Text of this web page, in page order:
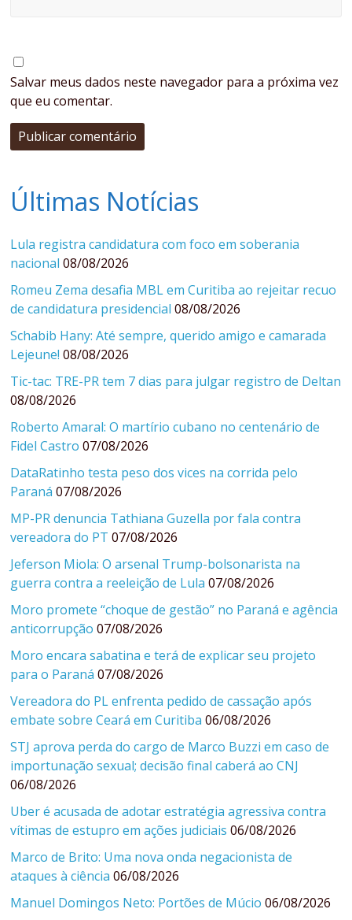
Salvar meus dados neste navegador para a próxima vez
que eu comentar.
Últimas Notícias
Lula registra candidatura com foco em soberania
nacional 08/08/2026
Romeu Zema desafia MBL em Curitiba ao rejeitar recuo
de candidatura presidencial 08/08/2026
Schabib Hany: Até sempre, querido amigo e camarada
Lejeune! 08/08/2026
Tic-tac: TRE-PR tem 7 dias para julgar registro de Deltan
08/08/2026
Roberto Amaral: O martírio cubano no centenário de
Fidel Castro 07/08/2026
DataRatinho testa peso dos vices na corrida pelo
Paraná 07/08/2026
MP-PR denuncia Tathiana Guzella por fala contra
vereadora do PT 07/08/2026
Jeferson Miola: O arsenal Trump-bolsonarista na
guerra contra a reeleição de Lula 07/08/2026
Moro promete “choque de gestão” no Paraná e agência
anticorrupção 07/08/2026
Moro encara sabatina e terá de explicar seu projeto
para o Paraná 07/08/2026
Vereadora do PL enfrenta pedido de cassação após
embate sobre Ceará em Curitiba 06/08/2026
STJ aprova perda do cargo de Marco Buzzi em caso de
importunação sexual; decisão final caberá ao CNJ
06/08/2026
Uber é acusada de adotar estratégia agressiva contra
vítimas de estupro em ações judiciais 06/08/2026
Marco de Brito: Uma nova onda negacionista de
ataques à ciência 06/08/2026
Manuel Domingos Neto: Portões de Múcio 06/08/2026